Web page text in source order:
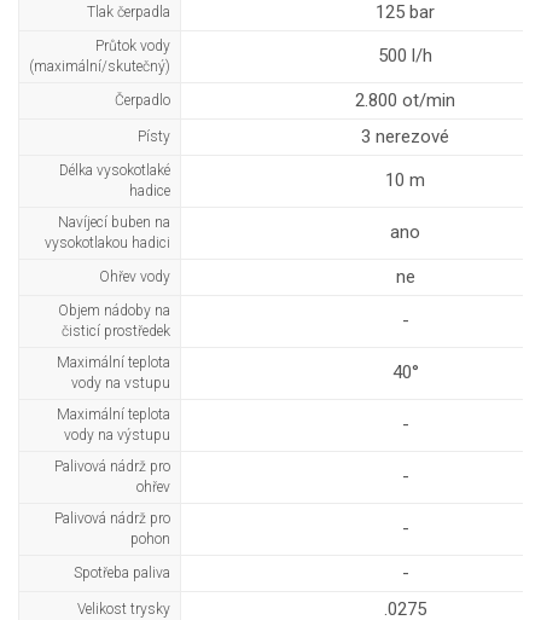
Tlak čerpadla
125 bar
Průtok vody
(maximální/skutečný)
500 l/h
Čerpadlo 2.800 ot/min
Písty 3 nerezové
Délka vysokotlaké
hadice
10 m
Navíjecí buben na
vysokotlakou hadici
ano
Ohřev vody ne
Objem nádoby na
čisticí prostředek
-
Maximální teplota
vody na vstupu
40°
Maximální teplota
vody na výstupu
-
Palivová nádrž pro
ohřev
-
Palivová nádrž pro
pohon
-
Spotřeba paliva -
Velikost trysky .0275